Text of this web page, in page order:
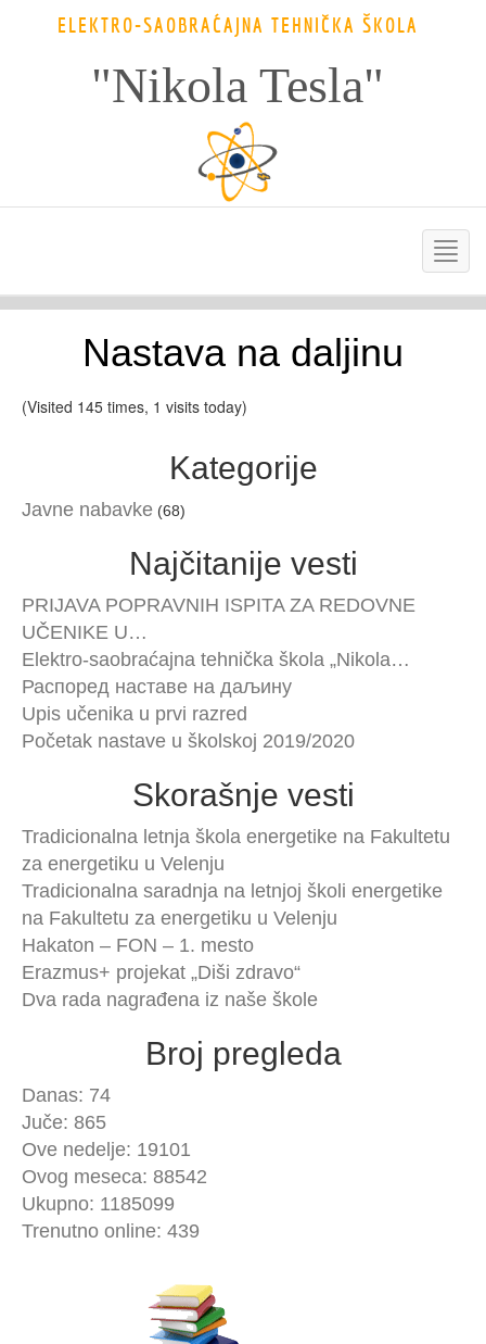
ELEKTRO-SAOBRAĆAJNA TEHNIČKA ŠKOLA
"Nikola Tesla"
Nastava na daljinu
(Visited 145 times, 1 visits today)
Kategorije
Javne nabavke (68)
Najčitanije vesti
PRIJAVA POPRAVNIH ISPITA ZA REDOVNE
UČENIKE U…
Elektro-saobraćajna tehnička škola „Nikola…
Распоред наставе на даљину
Upis učenika u prvi razred
Početak nastave u školskoj 2019/2020
Skorašnje vesti
Tradicionalna letnja škola energetike na Fakultetu
za energetiku u Velenju
Tradicionalna saradnja na letnjoj školi energetike
na Fakultetu za energetiku u Velenju
Hakaton – FON – 1. mesto
Erazmus+ projekat „Diši zdravo“
Dva rada nagrađena iz naše škole
Broj pregleda
Danas: 74
Juče: 865
Ove nedelje: 19101
Ovog meseca: 88542
Ukupno: 1185099
Trenutno online: 439